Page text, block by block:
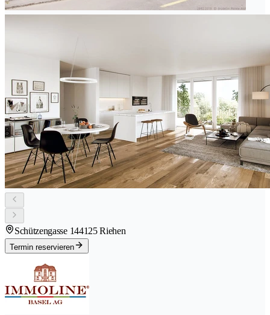
Schützengasse 144125 Riehen
Termin reservieren